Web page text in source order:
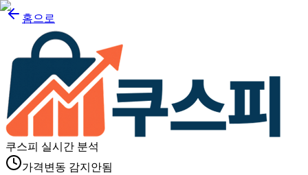
홈으로
쿠스피 실시간 분석
가격변동 감지안됨